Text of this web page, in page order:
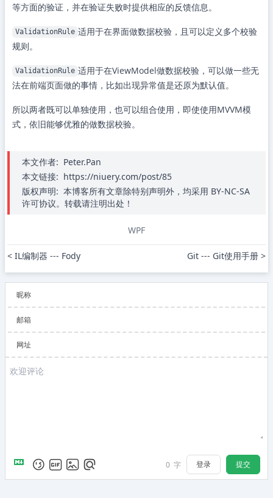
等方面的验证，并在验证失败时提供相应的反馈信息。
ValidationRule 适用于在界面做数据校验，且可以定义多个校验
规则。
ValidationRule 适用于在ViewModel做数据校验，可以做一些无
法在前端页面做的事情，比如出现异常值是还原为默认值。
所以两者既可以单独使用，也可以组合使用，即使使用MVVM模
式，依旧能够优雅的做数据校验。
本文作者: Peter.Pan
本文链接: https://niuery.com/post/85
版权声明: 本博客所有文章除特别声明外，均采用 BY-NC-SA
许可协议。转载请注明出处！
WPF
< IL编制器 --- Fody Git --- Git使用手册 >
昵称
邮箱
网址
0 字 登录 提交